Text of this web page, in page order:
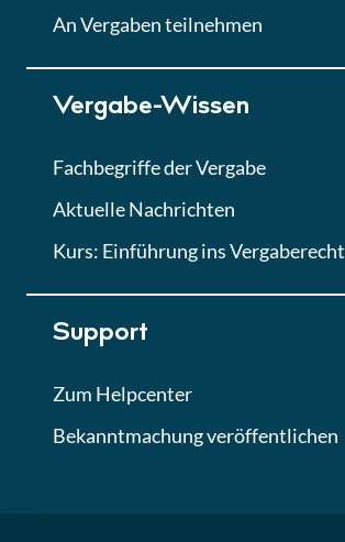
Lektion
Lektion 7
Finales Quiz
An Vergaben teilnehmen
Vergabe-Wissen
Fachbegriffe der Vergabe
Aktuelle Nachrichten
Kurs: Einführung ins Vergaberecht
Support
Zum Helpcenter
Bekanntmachung veröffentlichen